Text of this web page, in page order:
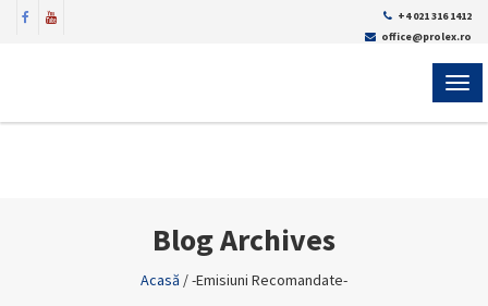
+4 021 316 1412
office@prolex.ro
Blog Archives
Acasă /-Emisiuni Recomandate-